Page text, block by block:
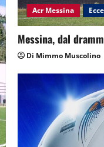
Acr Messina
Messina, dal
Di Mimmo Muscolino